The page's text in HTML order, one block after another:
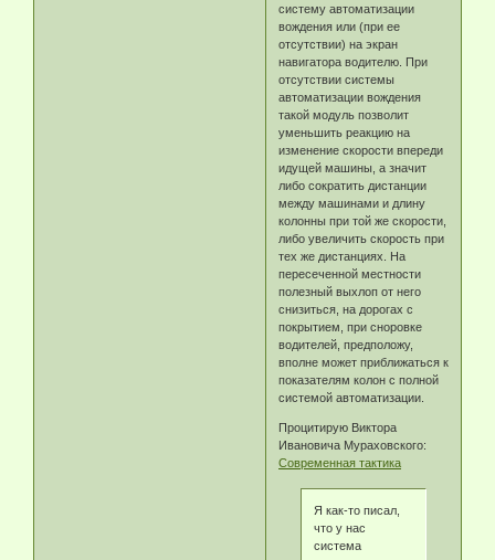
систему автоматизации
вождения или (при ее
отсутствии) на экран
навигатора водителю. При
отсутствии системы
автоматизации вождения
такой модуль позволит
уменьшить реакцию на
изменение скорости впереди
идущей машины, а значит
либо сократить дистанции
между машинами и длину
колонны при той же скорости,
либо увеличить скорость при
тех же дистанциях. На
пересеченной местности
полезный выхлоп от него
снизиться, на дорогах с
покрытием, при сноровке
водителей, предположу,
вполне может приближаться к
показателям колон с полной
системой автоматизации.
Процитирую Виктора
Ивановича Мураховского:
Современная тактика
Я как-то писал,
что у нас
система